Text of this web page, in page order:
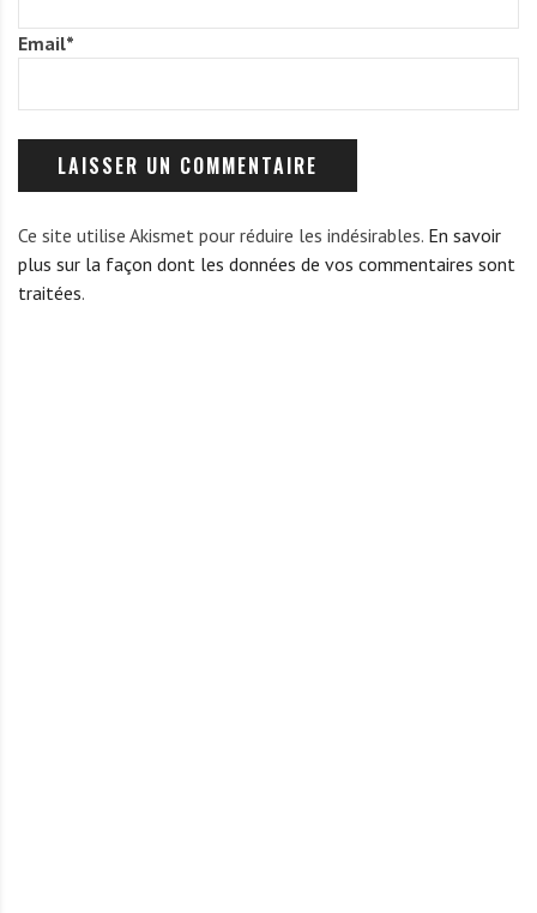
Email*
Ce site utilise Akismet pour réduire les indésirables. En savoir
plus sur la façon dont les données de vos commentaires sont
traitées.